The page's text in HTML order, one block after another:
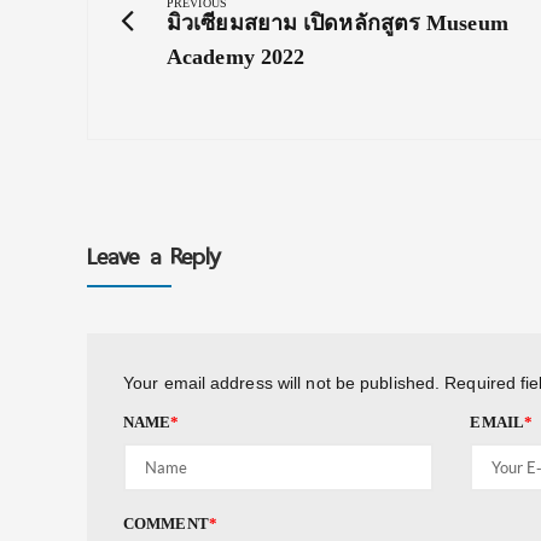
PREVIOUS
Previous
Post:
มิวเซียมสยาม เปิดหลักสูตร Museum
Academy 2022
Leave a Reply
Your email address will not be published. Required
NAME* EMAIL*
COMMENT*